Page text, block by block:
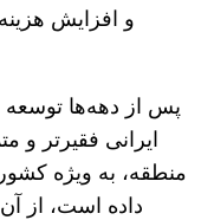
و افزایش
پس از دهه‌ها توسعه
ایرانی فقیرتر و
منطقه، به ویژه
داده است، از